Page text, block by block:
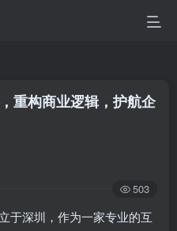
重构商业逻辑，护航企
503
于深圳，作为一家专业的互